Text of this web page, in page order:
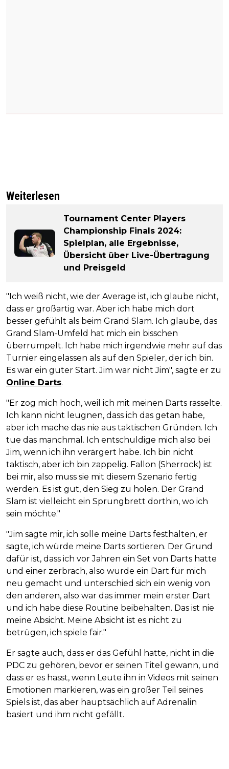
Weiterlesen
Tournament Center Players
Championship Finals 2024:
Spielplan, alle Ergebnisse,
Übersicht über Live-Übertragung
und Preisgeld
"Ich weiß nicht, wie der Average ist, ich glaube nicht,
dass er großartig war. Aber ich habe mich dort
besser gefühlt als beim Grand Slam. Ich glaube, das
Grand Slam-Umfeld hat mich ein bisschen
überrumpelt. Ich habe mich irgendwie mehr auf das
Turnier eingelassen als auf den Spieler, der ich bin.
Es war ein guter Start. Jim war nicht Jim", sagte er zu
Online Darts.
"Er zog mich hoch, weil ich mit meinen Darts rasselte.
Ich kann nicht leugnen, dass ich das getan habe,
aber ich mache das nie aus taktischen Gründen. Ich
tue das manchmal. Ich entschuldige mich also bei
Jim, wenn ich ihn verärgert habe. Ich bin nicht
taktisch, aber ich bin zappelig. Fallon (Sherrock) ist
bei mir, also muss sie mit diesem Szenario fertig
werden. Es ist gut, den Sieg zu holen. Der Grand
Slam ist vielleicht ein Sprungbrett dorthin, wo ich
sein möchte."
"Jim sagte mir, ich solle meine Darts festhalten, er
sagte, ich würde meine Darts sortieren. Der Grund
dafür ist, dass ich vor Jahren ein Set von Darts hatte
und einer zerbrach, also wurde ein Dart für mich
neu gemacht und unterschied sich ein wenig von
den anderen, also war das immer mein erster Dart
und ich habe diese Routine beibehalten. Das ist nie
meine Absicht. Meine Absicht ist es nicht zu
betrügen, ich spiele fair."
Er sagte auch, dass er das Gefühl hatte, nicht in die
PDC zu gehören, bevor er seinen Titel gewann, und
dass er es hasst, wenn Leute ihn in Videos mit seinen
Emotionen markieren, was ein großer Teil seines
Spiels ist, das aber hauptsächlich auf Adrenalin
basiert und ihm nicht gefällt.